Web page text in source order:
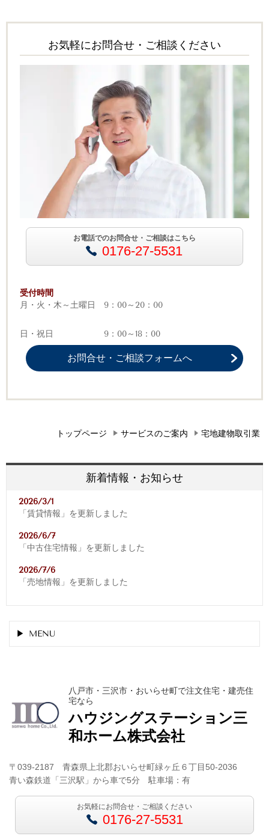
お気軽にお問合せ・ご相談ください
お電話でのお問合せ・ご相談はこちら
0176-27-5531
受付時間
月・火・木～土曜日 9：00～20：00
日・祝日 9：00～18：00
お問合せ・ご相談フォームへ
トップページ サービスのご案内 宅地建物取引業
新着情報・お知らせ
2026/3/1
「賃貸情報」を更新しました
2026/6/7
「中古住宅情報」を更新しました
2026/7/6
「売地情報」を更新しました
MENU
八戸市・三沢市・おいらせ町で注文住宅・建売住
宅なら
ハウジングステーション三
和ホーム株式会社
〒039-2187 青森県上北郡おいらせ町緑ヶ丘６丁目50-2036
青い森鉄道「三沢駅」から車で5分 駐車場：有
お気軽にお問合せ・ご相談ください
0176-27-5531